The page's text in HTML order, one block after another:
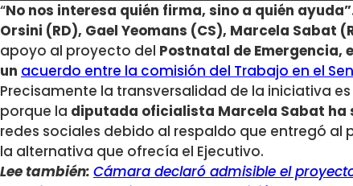
“No nos interesa quién firma, sino a quién
Orsini (RD), Gael Yeomans (CS), Marcela Sabat
apoyo al proyecto del Postnatal de Emergencia,
un acuerdo entre la comisión del Trabajo en el
Precisamente la transversalidad de la iniciativa
porque la diputada oficialista Marcela Sabat
redes sociales debido al respaldo que entregó al
la alternativa que ofrecía el Ejecutivo.
Lee también: Cámara declaró admisible el